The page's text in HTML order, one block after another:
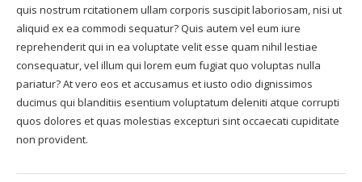
quis nostrum rcitationem ullam corporis suscipit laboriosam, nisi ut
aliquid ex ea commodi sequatur? Quis autem vel eum iure
reprehenderit qui in ea voluptate velit esse quam nihil lestiae
consequatur, vel illum qui lorem eum fugiat quo voluptas nulla
pariatur? At vero eos et accusamus et iusto odio dignissimos
ducimus qui blanditiis esentium voluptatum deleniti atque corrupti
quos dolores et quas molestias excepturi sint occaecati cupiditate
non provident.